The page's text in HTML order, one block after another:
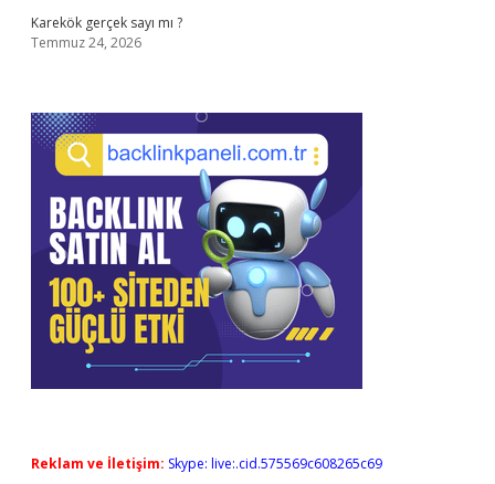
Karekök gerçek sayı mı ?
Temmuz 24, 2026
Reklam ve İletişim: Skype: live:.cid.575569c608265c69